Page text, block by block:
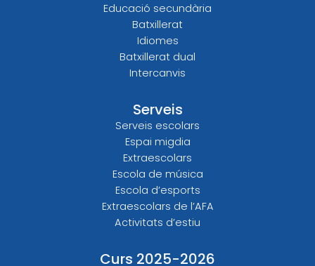
Educació secundària
Batxillerat
Idiomes
Batxillerat dual
Intercanvis
Serveis
Serveis escolars
Espai migdia
Extraescolars
Escola de música
Escola d’esports
Extraescolars de l’AFA
Activitats d’estiu
Curs 2025-2026